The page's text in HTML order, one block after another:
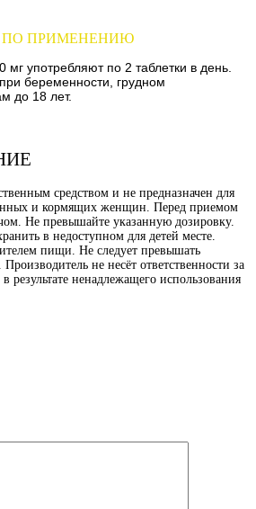
ПРИМЕНЕНИЮ
мг употребляют по 2 таблетки в день.
беременности, грудном
до 18 лет.
средством и не предназначен для
и кормящих женщин. Перед приемом
Не превышайте указанную дозировку.
в недоступном для детей месте.
пищи. Не следует превышать
не несёт ответственности за
ненадлежащего использования